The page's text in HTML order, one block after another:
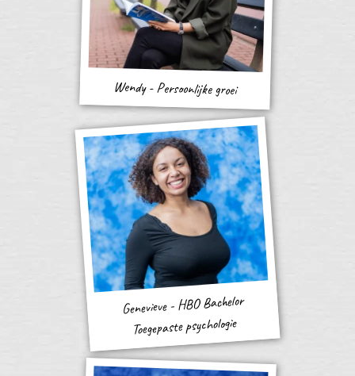
Wendy - Persoonlijke groei
Genevieve - HBO Bachelor
Toegepaste psychologie